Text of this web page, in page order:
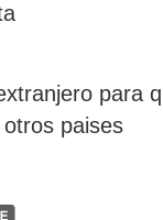
para
paises